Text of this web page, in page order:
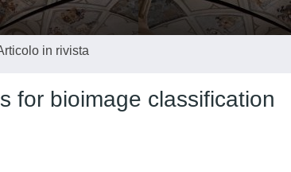
in rivista
for bioimage classification